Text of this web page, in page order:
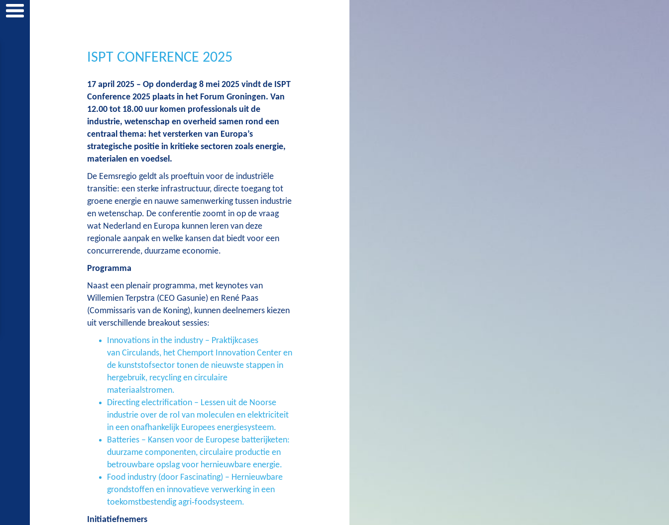
ISPT CONFERENCE 2025
17 april 2025 – Op donderdag 8 mei 2025 vindt de ISPT
Conference 2025 plaats in het Forum Groningen. Van
12.00 tot 18.00 uur komen professionals uit de
industrie, wetenschap en overheid samen rond een
centraal thema: het versterken van Europa’s
strategische positie in kritieke sectoren zoals energie,
materialen en voedsel.
De Eemsregio geldt als proeftuin voor de industriële
transitie: een sterke infrastructuur, directe toegang tot
groene energie en nauwe samenwerking tussen industrie
en wetenschap. De conferentie zoomt in op de vraag
wat Nederland en Europa kunnen leren van deze
regionale aanpak en welke kansen dat biedt voor een
concurrerende, duurzame economie.
Programma
Naast een plenair programma, met keynotes van
Willemien Terpstra (CEO Gasunie) en René Paas
(Commissaris van de Koning), kunnen deelnemers kiezen
uit verschillende breakout sessies:
Innovations in the industry – Praktijkcases
van Circulands, het Chemport Innovation Center en
de kunststofsector tonen de nieuwste stappen in
hergebruik, recycling en circulaire
materiaalstromen.
Directing electrification – Lessen uit de Noorse
industrie over de rol van moleculen en elektriciteit
in een onafhankelijk Europees energiesysteem.
Batteries – Kansen voor de Europese batterijketen:
duurzame componenten, circulaire productie en
betrouwbare opslag voor hernieuwbare energie.
Food industry (door Fascinating) – Hernieuwbare
grondstoffen en innovatieve verwerking in een
toekomstbestendig agri‑food­systeem.
Initiatiefnemers